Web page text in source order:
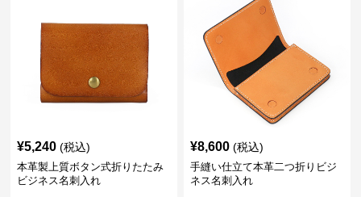
¥5,240 (税込)
本革製上質ボタン式折りたたみ
ビジネス名刺入れ
¥8,600 (税込)
手縫い仕立て本革二つ折りビジ
ネス名刺入れ